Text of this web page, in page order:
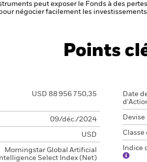
peut exposer le Fonds à des
négocier facilement les
Points
USD 88 956 750,35
09/déc./2024
USD
Morningstar Global Artificial
Intelligence Select Index (Net)
Date
Devise
Classe
Indice